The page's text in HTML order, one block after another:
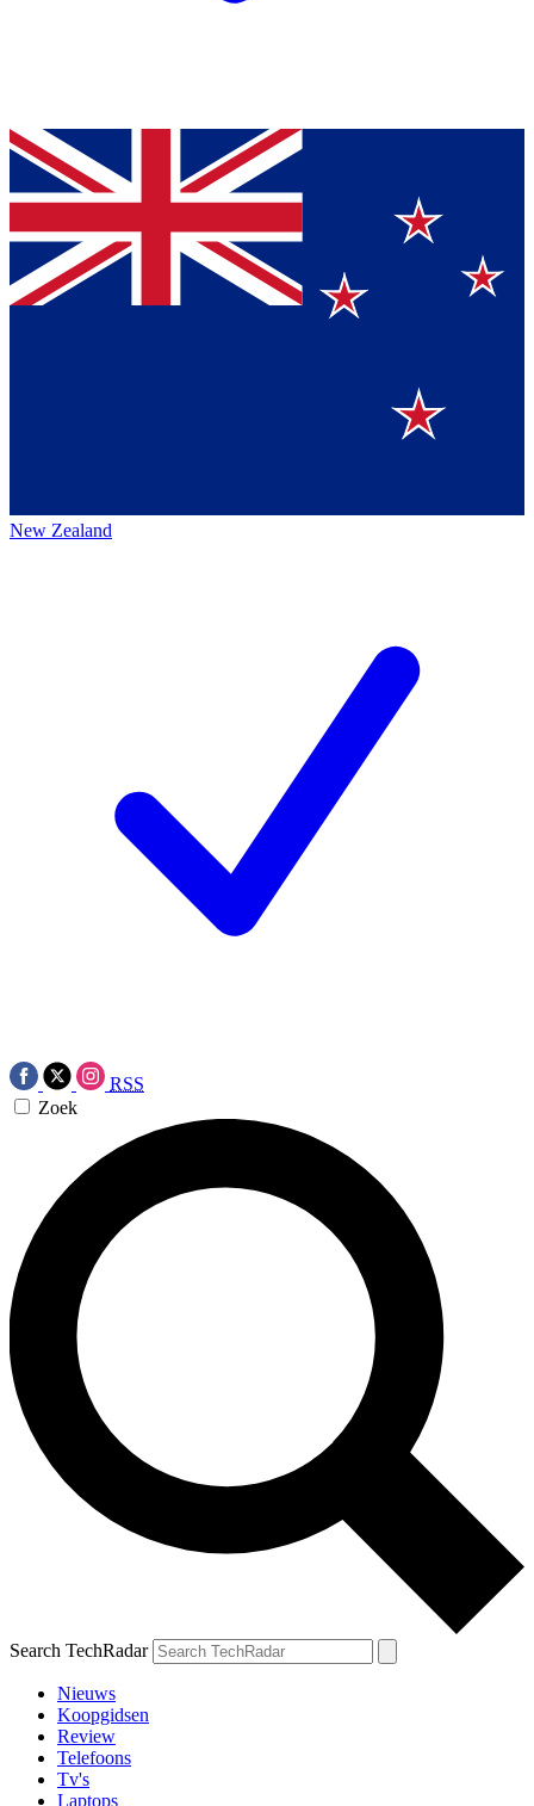
New Zealand
RSS
Zoek
Search TechRadar
Nieuws
Koopgidsen
Review
Telefoons
Tv's
Laptops